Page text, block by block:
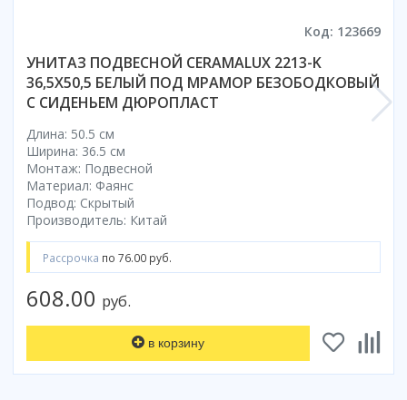
Код: 123669
УНИТАЗ ПОДВЕСНОЙ CERAMALUX 2213-K
36,5X50,5 БЕЛЫЙ ПОД МРАМОР БЕЗОБОДКОВЫЙ
С СИДЕНЬЕМ ДЮРОПЛАСТ
Длина: 50.5 см
Ширина: 36.5 см
Монтаж: Подвесной
Материал: Фаянс
Подвод: Скрытый
Производитель: Китай
Рассрочка по 76.00 руб.
608.00 руб.
в корзину